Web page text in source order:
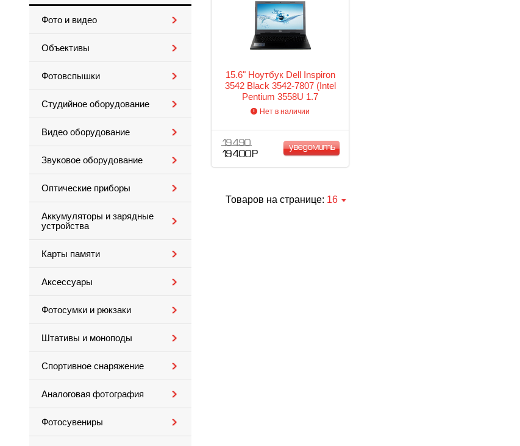
Фото и видео
Объективы
Фотовспышки
Студийное оборудование
Видео оборудование
Звуковое оборудование
Оптические приборы
Аккумуляторы и зарядные
устройства
Карты памяти
Аксессуары
Фотосумки и рюкзаки
Штативы и моноподы
Спортивное снаряжение
Аналоговая фотография
Фотосувениры
15.6" Ноутбук Dell Inspiron
3542 Black 3542-7807 (Intel
Pentium 3558U 1.7
GHz/2048Mb/500Gb/DVD-
Fi/Cam/15.6/1366x768/Windows
10)
Нет в наличии
19 490
19 400 Р
уведомить
Товаров на странице: 16